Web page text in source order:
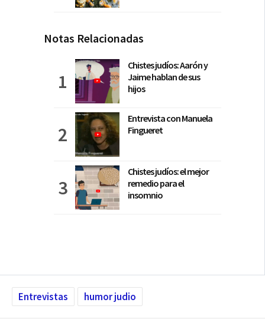
Notas Relacionadas
Chistes judíos: Aarón y
Jaime hablan de sus
hijos
Entrevista con Manuela
Fingueret
Chistes judíos: el mejor
remedio para el
insomnio
Entrevistas humor judio